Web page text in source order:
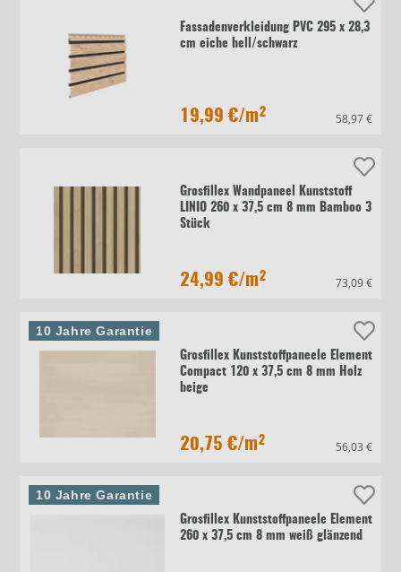
Fassadenverkleidung PVC 295 x 28,3
cm eiche hell/schwarz
19,99 €/m² 58,97 €
Grosfillex Wandpaneel Kunststoff
LINIO 260 x 37,5 cm 8 mm Bamboo 3
Stück
24,99 €/m² 73,09 €
Grosfillex Kunststoffpaneele Element
Compact 120 x 37,5 cm 8 mm Holz
beige
20,75 €/m² 56,03 €
10 Jahre Garantie
Grosfillex Kunststoffpaneele Element
260 x 37,5 cm 8 mm weiß glänzend
10 Jahre Garantie